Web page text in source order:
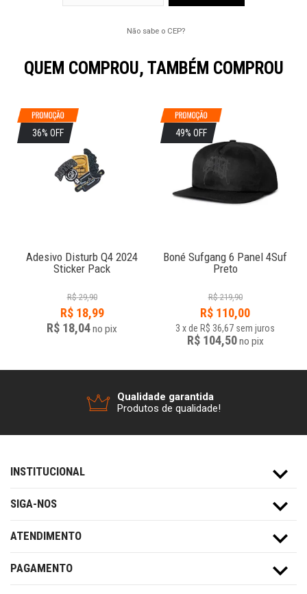
Não sabe o CEP?
QUEM COMPROU, TAMBÉM COMPROU
36% OFF
Adesivo Disturb Q4 2024
Sticker Pack
R$ 29,90
R$ 18,99
R$ 18,04no pix
49% OFF
Boné Sufgang 6 Panel 4Suf
Preto
R$ 219,90
R$ 110,00
3 xde R$ 36,67 sem juros
R$ 104,50no pix
Qualidade garantida
Produtos de qualidade!
INSTITUCIONAL
SIGA-NOS
ATENDIMENTO
PAGAMENTO